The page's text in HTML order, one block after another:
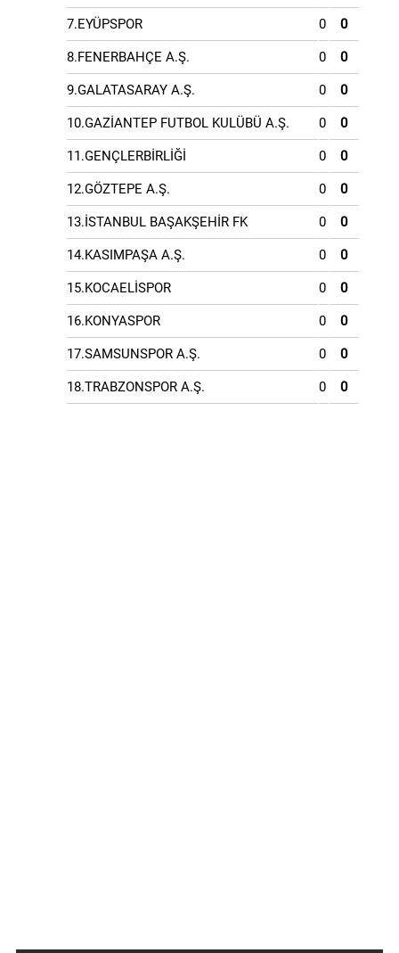
7.EYÜPSPOR 0 0
8.FENERBAHÇE A.Ş. 0 0
9.GALATASARAY A.Ş. 0 0
10.GAZİANTEP FUTBOL KULÜBÜ A.Ş. 0 0
11.GENÇLERBİRLİĞİ 0 0
12.GÖZTEPE A.Ş. 0 0
13.İSTANBUL BAŞAKŞEHİR FK 0 0
14.KASIMPAŞA A.Ş. 0 0
15.KOCAELİSPOR 0 0
16.KONYASPOR 0 0
17.SAMSUNSPOR A.Ş. 0 0
18.TRABZONSPOR A.Ş. 0 0